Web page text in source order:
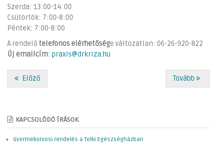
Szerda: 13:00-14:00
Csütörtök: 7:00-8:00
Péntek: 7:00-8:00
A rendelő telefonos elérhetősége változatlan: 06-26-920-822
Új emailcím: praxis@drkriza.hu
Előző Tovább
KAPCSOLÓDÓ ÍRÁSOK
Gyermekorvosi rendelés a Telki Egészségházban